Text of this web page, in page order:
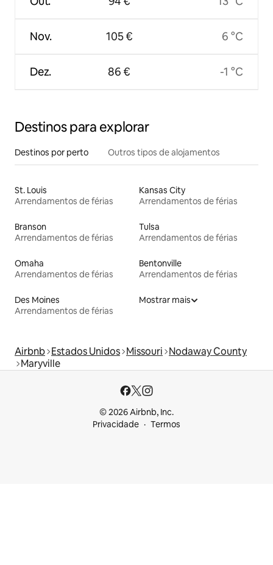
Nov.
Dez.
105 €
86 €
6 °C
-1 °C
Destinos para explorar
Destinos por perto Outros tipos de alojamentos
St. Louis
Arrendamentos de férias
Kansas City
Arrendamentos de férias
Branson
Arrendamentos de férias
Tulsa
Arrendamentos de férias
Omaha
Arrendamentos de férias
Bentonville
Arrendamentos de férias
Des Moines
Arrendamentos de férias
Mostrar mais
Airbnb Estados Unidos Missouri Nodaway County
Maryville
© 2026 Airbnb, Inc.
Privacidade
Termos